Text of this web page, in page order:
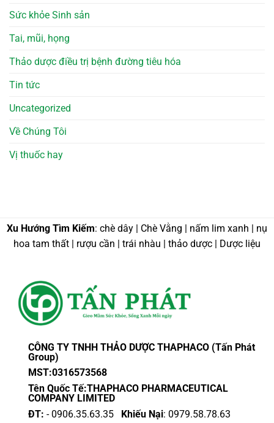
Sức khỏe Sinh sản
Tai, mũi, họng
Thảo dược điều trị bệnh đường tiêu hóa
Tin tức
Uncategorized
Về Chúng Tôi
Vị thuốc hay
Xu Hướng Tìm Kiếm: chè dây | Chè Vằng | nấm lim xanh | nụ
hoa tam thất | rượu cần | trái nhàu | thảo dược | Dược liệu
CÔNG TY TNHH THẢO DƯỢC THAPHACO (Tấn Phát
Group)
MST:0316573568
Tên Quốc Tế:THAPHACO PHARMACEUTICAL
COMPANY LIMITED
ĐT: - 0906.35.63.35 Khiếu Nại: 0979.58.78.63